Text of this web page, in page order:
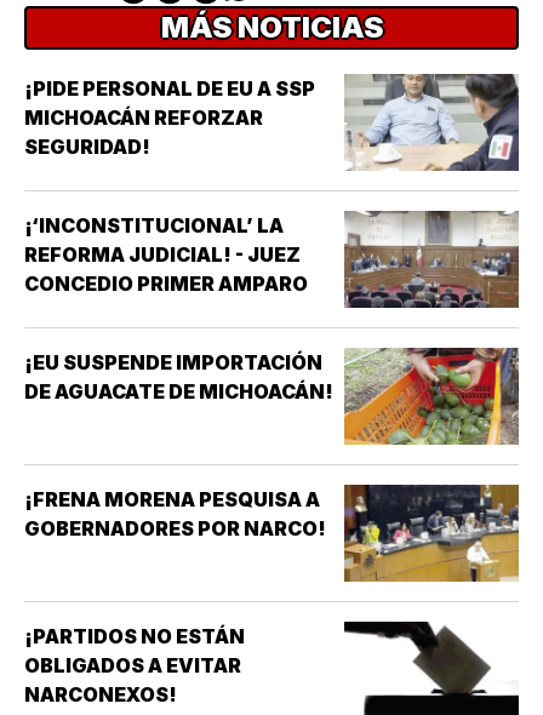
MÁS NOTICIAS
¡PIDE PERSONAL DE EU A SSP
MICHOACÁN REFORZAR
SEGURIDAD!
¡‘INCONSTITUCIONAL’ LA
REFORMA JUDICIAL! - JUEZ
CONCEDIO PRIMER AMPARO
¡EU SUSPENDE IMPORTACIÓN
DE AGUACATE DE MICHOACÁN!
¡FRENA MORENA PESQUISA A
GOBERNADORES POR NARCO!
¡PARTIDOS NO ESTÁN
OBLIGADOS A EVITAR
NARCONEXOS!